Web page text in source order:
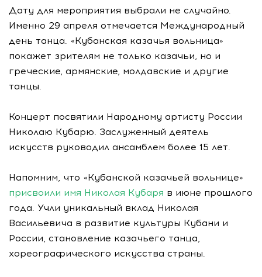
Дату для мероприятия выбрали не случайно.
Именно 29 апреля отмечается Международный
день танца. «Кубанская казачья вольница»
покажет зрителям не только казачьи, но и
греческие, армянские, молдавские и другие
танцы.
Концерт посвятили Народному артисту России
Николаю Кубарю. Заслуженный деятель
искусств руководил ансамблем более 15 лет.
Напомним, что «Кубанской казачьей вольнице»
присвоили имя Николая Кубаря в июне прошлого
года. Учли уникальный вклад Николая
Васильевича в развитие культуры Кубани и
России, становление казачьего танца,
хореографического искусства страны.